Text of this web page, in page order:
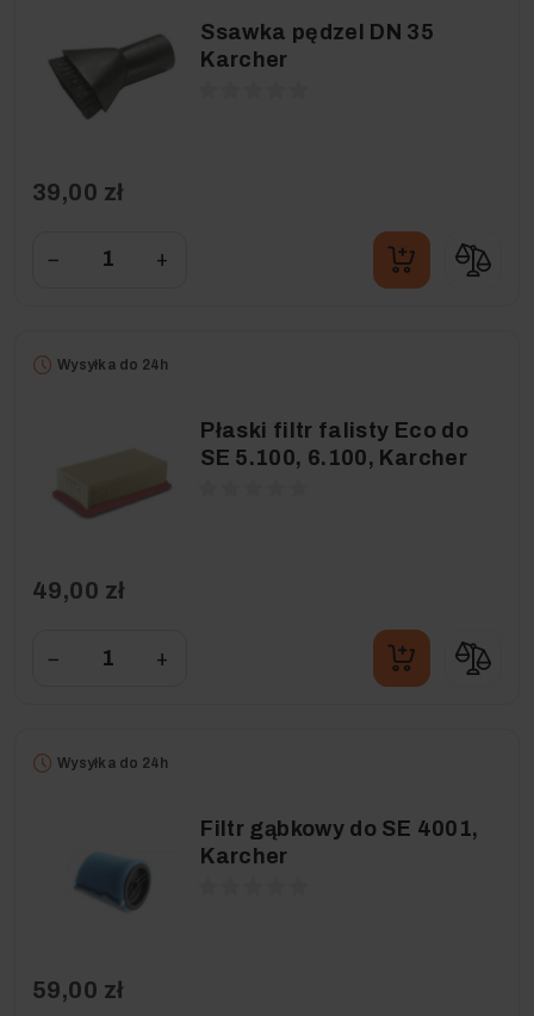
Ssawka pędzel DN 35
Karcher
39,00 zł
− +
Wysyłka do 24h
Płaski filtr falisty Eco do
SE 5.100, 6.100, Karcher
49,00 zł
− +
Wysyłka do 24h
Filtr gąbkowy do SE 4001,
Karcher
59,00 zł